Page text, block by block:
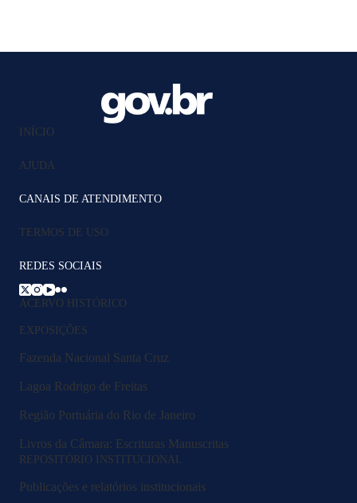
INÍCIO
AJUDA
CANAIS DE ATENDIMENTO
TERMOS DE USO
REDES SOCIAIS
ACERVO HISTÓRICO
EXPOSIÇÕES
Fazenda Nacional Santa Cruz
Lagoa Rodrigo de Freitas
Região Portuária do Rio de Janeiro
Livros da Câmara: Escrituras Manuscritas
REPOSITÓRIO INSTITUCIONAL
Publicações e relatórios institucionais